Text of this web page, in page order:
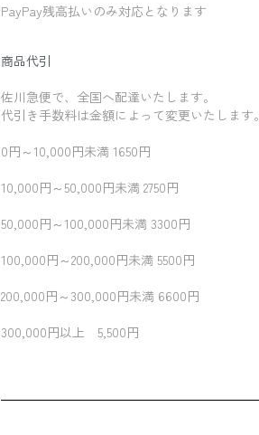
PayPay残高払いのみ対応となります
商品代引
佐川急便で、全国へ配達いたします。
代引き手数料は金額によって変更いたします。
0円～10,000円未満 1650円
10,000円～50,000円未満 2750円
50,000円～100,000円未満 3300円
100,000円～200,000円未満 5500円
200,000円～300,000円未満 6600円
300,000円以上 5,500円